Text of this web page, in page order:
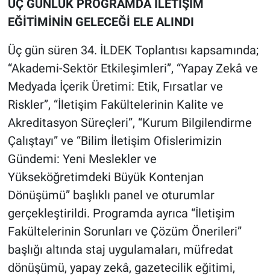
ÜÇ GÜNLÜK PROGRAMDA İLETİŞİM
EĞİTİMİNİN GELECEĞİ ELE ALINDI
Üç gün süren 34. İLDEK Toplantısı kapsamında;
“Akademi-Sektör Etkileşimleri”, “Yapay Zekâ ve
Medyada İçerik Üretimi: Etik, Fırsatlar ve
Riskler”, “İletişim Fakültelerinin Kalite ve
Akreditasyon Süreçleri”, “Kurum Bilgilendirme
Çalıştayı” ve “Bilim İletişim Ofislerimizin
Gündemi: Yeni Meslekler ve
Yükseköğretimdeki Büyük Kontenjan
Dönüşümü” başlıklı panel ve oturumlar
gerçekleştirildi. Programda ayrıca “İletişim
Fakültelerinin Sorunları ve Çözüm Önerileri”
başlığı altında staj uygulamaları, müfredat
dönüşümü, yapay zekâ, gazetecilik eğitimi,